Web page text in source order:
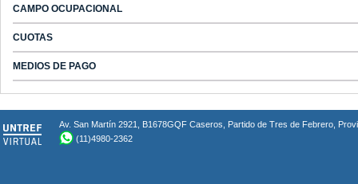
CAMPO OCUPACIONAL
CUOTAS
MEDIOS DE PAGO
Av. San Martín 2921, B1678GQF Caseros, Partido de Tres de Febrero,
(11)4980-2362